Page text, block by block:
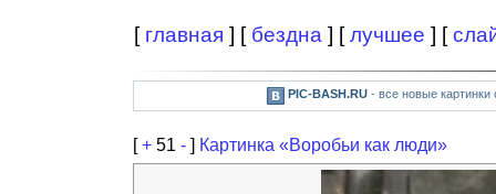
[ главная ] [ бездна ] [лучшее ] [
PIC-BASH.RU- все новые картинки
[+ 51 - ] Картинка «Воробьи как люди»